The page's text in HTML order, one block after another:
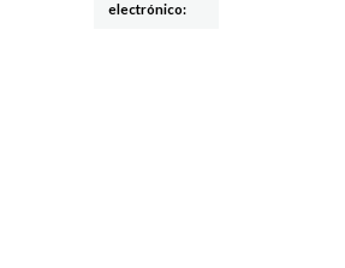
electrónico: